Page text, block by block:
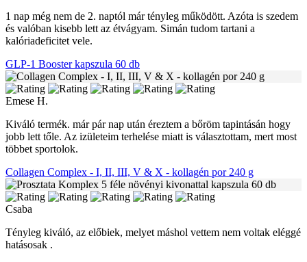
1 nap még nem de 2. naptól már tényleg működött. Azóta is szedem
és valóban kisebb lett az étvágyam. Simán tudom tartani a
kalóriadeficitet vele.
GLP-1 Booster kapszula 60 db
Emese H.
Kiváló termék. már pár nap után éreztem a bőröm tapintásán hogy
jobb lett tőle. Az izületeim terhelése miatt is választottam, mert most
többet sportolok.
Collagen Complex - I, II, III, V & X - kollagén por 240 g
Csaba
Tényleg kiváló, az előbiek, melyet máshol vettem nem voltak eléggé
hatásosak .